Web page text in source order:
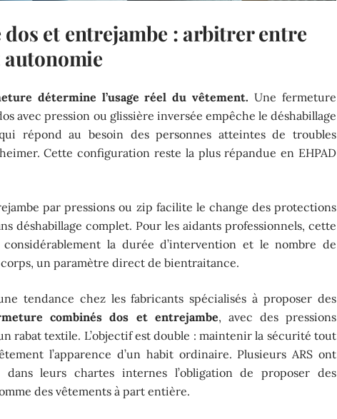
et entrejambe : arbitrer entre
détermine l’usage réel du vêtement. Une fermeture
avec pression ou glissière inversée empêche le déshabillage
répond au besoin des personnes atteintes de troubles
Cette configuration reste la plus répandue en EHPAD
par pressions ou zip facilite le change des protections
déshabillage complet. Pour les aidants professionnels, cette
la durée d’intervention et le nombre de
un paramètre direct de bientraitance.
tendance chez les fabricants spécialisés à proposer des
combinés dos et entrejambe, avec des pressions
rabat textile. L’objectif est double : maintenir la sécurité tout
l’apparence d’un habit ordinaire. Plusieurs ARS ont
dans leurs chartes internes l’obligation de proposer des
des vêtements à part entière.